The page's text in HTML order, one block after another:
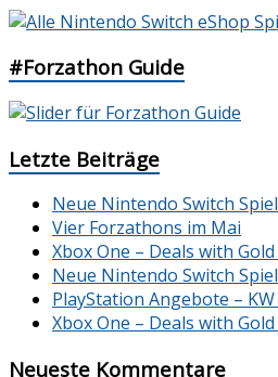
#Forzathon Guide
Letzte Beiträge
Neue Nintendo Switch
Vier Forzathons im Mai
Xbox One – Deals with
Neue Nintendo Switch
PlayStation Angebote –
Xbox One – Deals with
Neueste Kommentare